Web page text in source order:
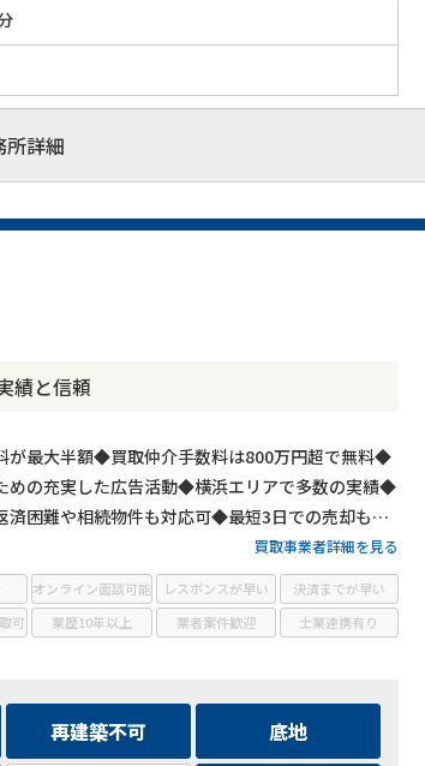
所詳細
績と信頼
が最大半額◆買取仲介手数料は800万円超で無料◆
めの充実した広告活動◆横浜エリアで多数の実績◆
済困難や相続物件も対応可◆最短3日での売却も可
買取事業者詳細を見る
再建築不可 底地
オンライン面談可能 レスポンスが早い
決済までが早い
可
業歴10年以上 業者案件歓迎 士業連携有り